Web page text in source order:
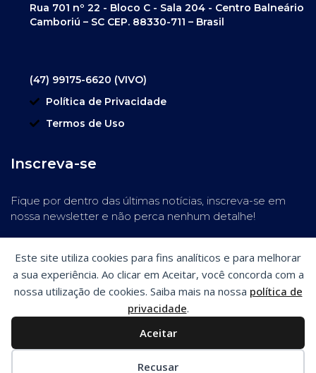
Este site utiliza cookies para fins analíticos e para melhorar
a sua experiência. Ao clicar em Aceitar, você concorda com a
nossa utilização de cookies. Saiba mais na nossa política de
privacidade.
Aceitar
Recusar
Preferências de cookies
Rua 701 nº 22 - Bloco C - Sala 204 - Centro Balneário
Camboriú – SC CEP. 88330-711 – Brasil
(47) 99175-6620 (VIVO)
Política de Privacidade
Termos de Uso
Inscreva-se
Fique por dentro das últimas notícias, inscreva-se em
nossa newsletter e não perca nenhum detalhe!